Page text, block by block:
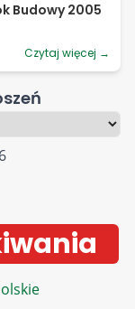
Budowy 2005
Czytaj więcej →